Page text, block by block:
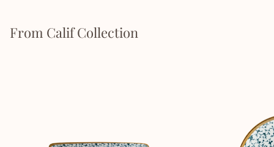
From Calif Collection